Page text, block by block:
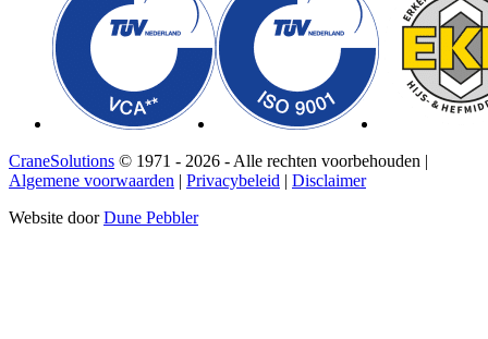
CraneSolutions © 1971 - 2026 - Alle rechten voorbehouden |
Algemene voorwaarden | Privacybeleid | Disclaimer
Website doorDune Pebbler